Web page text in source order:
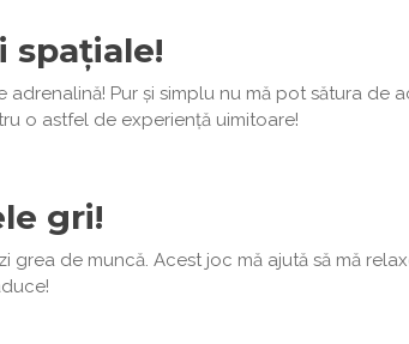
spațiale!
Pur și simplu nu mă pot sătura de
o astfel de experiență uimitoare!
gri!
de muncă. Acest joc mă ajută să mă